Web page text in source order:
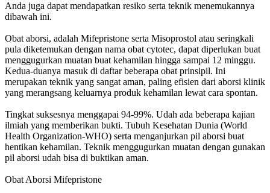
Anda juga dapat mendapatkan resiko serta teknik menemukannya
dibawah ini.
Obat aborsi, adalah Mifepristone serta Misoprostol atau seringkali
pula diketemukan dengan nama obat cytotec, dapat diperlukan buat
menggugurkan muatan buat kehamilan hingga sampai 12 minggu.
Kedua-duanya masuk di daftar beberapa obat prinsipil. Ini
merupakan teknik yang sangat aman, paling efisien dari aborsi klinik
yang merangsang keluarnya produk kehamilan lewat cara spontan.
Tingkat suksesnya menggapai 94-99%. Udah ada beberapa kajian
ilmiah yang memberikan bukti. Tubuh Kesehatan Dunia (World
Health Organization-WHO) serta menganjurkan pil aborsi buat
hentikan kehamilan. Teknik menggugurkan muatan dengan gunakan
pil aborsi udah bisa di buktikan aman.
Obat Aborsi Mifepristone